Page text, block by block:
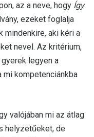
az a neve, hogy Így
ezeket foglalja
mindenkire, aki kéri a
nevel. Az kritérium,
legyen a
mi kompetenciánkba
valójában mi az átlag
helyzetűeket, de